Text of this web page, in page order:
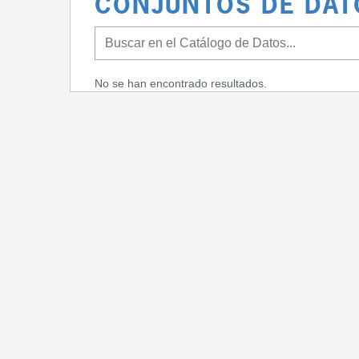
CONJUNTOS DE
No se han encontrado resultados.